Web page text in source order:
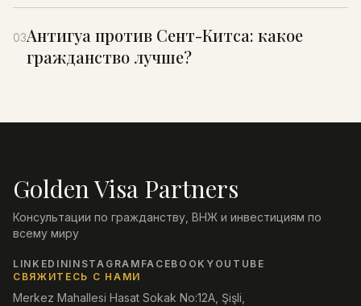
03Антигуа против Сент-Китса: какое
гражданство лучше?
Golden Visa Partners
Консультации по гражданству, ВНЖ и инвестициям по
всему миру
LINKEDININSTAGRAM FACEBOOK YOUTUBE
СВЯЖИТЕСЬ С НАМИ
Merkez Mahallesi Hasat Sokak No:12A, Şişli,